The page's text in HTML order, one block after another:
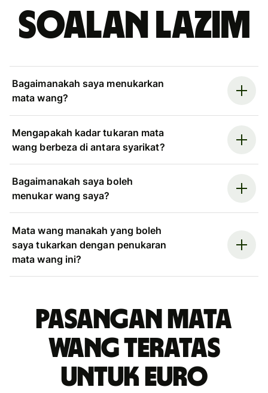
Soalan Lazim
Bagaimanakah saya menukarkan
mata wang?
Mengapakah kadar tukaran mata
wang berbeza di antara syarikat?
Bagaimanakah saya boleh
menukar wang saya?
Mata wang manakah yang boleh
saya tukarkan dengan penukaran
mata wang ini?
Pasangan mata
wang teratas
untuk Euro